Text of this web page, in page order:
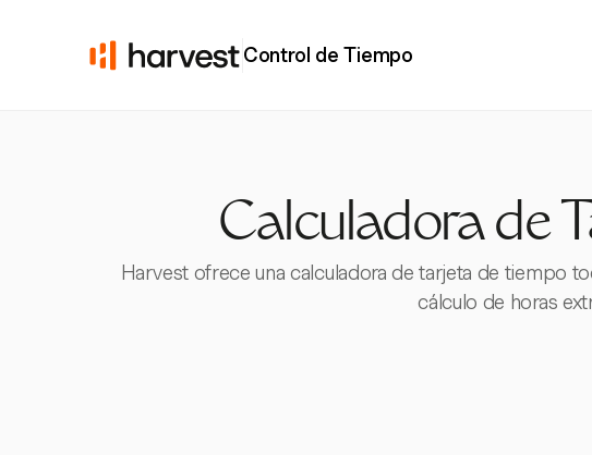
Control de Tiempo
Calculadora de
Harvest ofrece una calculadora de tarjeta de tiempo
cálculo de horas